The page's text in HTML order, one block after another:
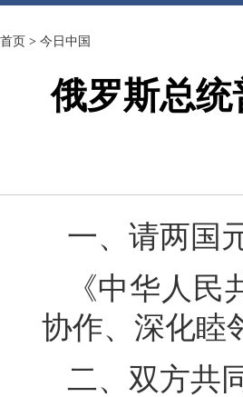
首页 > 今日中国
俄罗斯总
一、请两国
《中华人
协作、深化睦
二、双方共